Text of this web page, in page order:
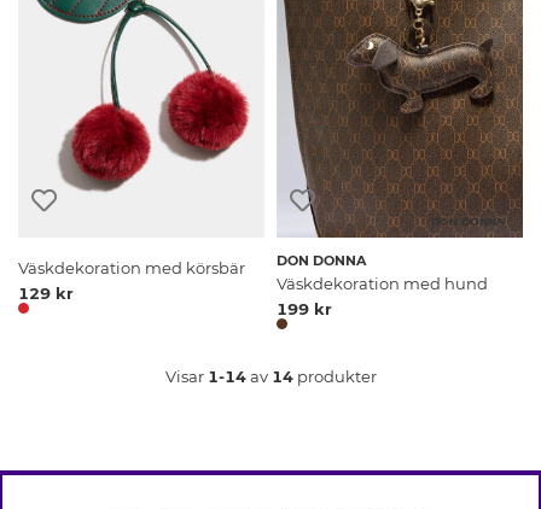
Väskdekoration med körsbär
129 kr
DON DONNA
DON DONNA
Väskdekoration med hund
199 kr
Visar 1-14av 14produkter